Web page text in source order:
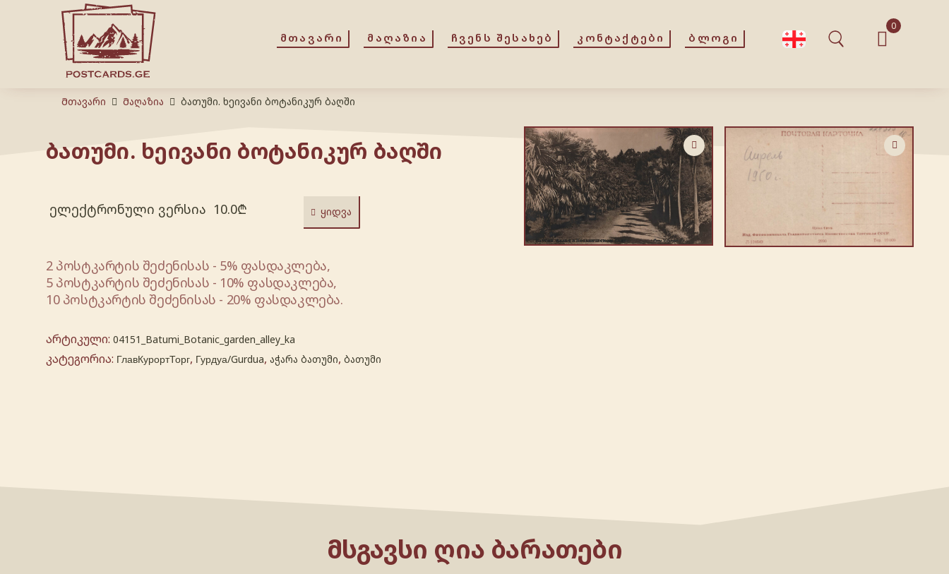
ᲛᲗᲐᲕᲐᲠᲘ ᲛᲐᲦᲐᲖᲘᲐ ᲩᲕᲔᲜᲡ ᲨᲔᲡᲐᲮᲔᲑ ᲙᲝᲜᲢᲐᲥᲢᲔᲑᲘ ᲑᲚᲝᲒᲘ
0
Მთავარი Მაღაზია ბათუმი. ხეივანი ბოტანიკურ ბაღში
ბათუმი. ხეივანი ბოტანიკურ ბაღში
ელექტრონული ვერსია 10.0₾ ᲧᲘᲓᲕᲐ
2 პოსტკარტის შეძენისას - 5% ფასდაკლება,
5 პოსტკარტის შეძენისას - 10% ფასდაკლება,
10 პოსტკარტის შეძენისას - 20% ფასდაკლება.
არტიკული: 04151_Batumi_Botanic_garden_alley_ka
კატეგორია: ГлавКурортТорг, Гурдуа/Gurdua, აჭარა ბათუმი, ბათუმი
ᲛᲡᲒᲐᲕᲡᲘ ᲦᲘᲐ ᲑᲐᲠᲐᲗᲔᲑᲘ